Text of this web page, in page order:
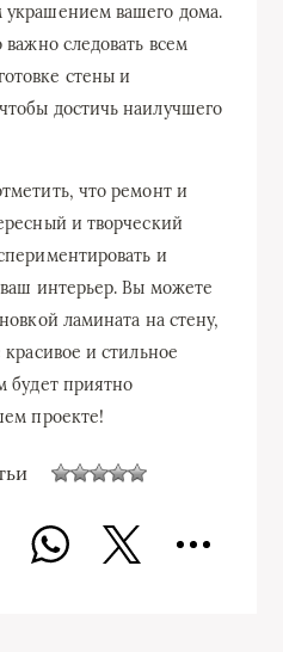
украшением вашего дома.
следовать всем
стены и
достичь наилучшего
что ремонт и
и творческий
и
интерьер. Вы можете
ламината на стену,
красивое и стильное
будет приятно
проекте!